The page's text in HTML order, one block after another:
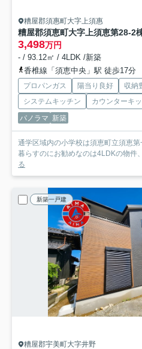
糟屋郡須惠町大字上須惠
糟屋郡須恵町大字上須恵第28-2
3,498万円
- / 93.12㎡ / 4LDK /新築
香椎線「須恵中央」駅 徒歩17分
プロパンガス 陽当り良好 収納
システムキッチン
カウンターキ
パノラマ 新築
通学区域内の小学校は須恵町立須恵
暮らすのにお勧めなのは4LDKの物件
る
新築一戸建
糟屋郡宇美町大字井野